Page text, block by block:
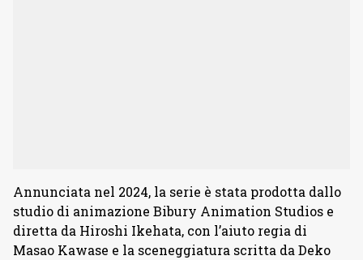
Annunciata nel 2024, la serie è stata prodotta dallo
studio di animazione Bibury Animation Studios e
diretta da Hiroshi Ikehata, con l’aiuto regia di
Masao Kawase e la sceneggiatura scritta da Deko